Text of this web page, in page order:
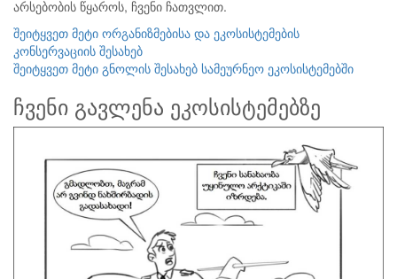
არსებობის წყაროს, ჩვენი ჩათვლით.
შეიტყვეთ მეტი ორგანიზმებისა და ეკოსისტემების
კონსერვაციის შესახებ
შეიტყვეთ მეტი გნოლის შესახებ სამეურნეო ეკოსისტემებში
ჩვენი გავლენა ეკოსისტემებზე